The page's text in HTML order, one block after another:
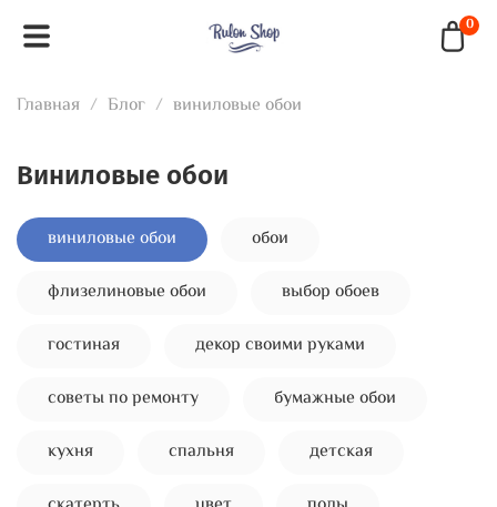
0
Главная Блог виниловые обои
виниловые обои
виниловые обои
обои
флизелиновые обои
выбор обоев
гостиная
декор своими руками
советы по ремонту
бумажные обои
кухня
спальня
детская